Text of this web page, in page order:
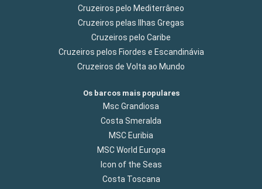
Cruzeiros pelo Mediterrâneo
Cruzeiros pelas Ilhas Gregas
Cruzeiros pelo Caribe
Cruzeiros pelos Fiordes e Escandinávia
Cruzeiros de Volta ao Mundo
Os barcos mais populares
Msc Grandiosa
Costa Smeralda
MSC Euribia
MSC World Europa
Icon of the Seas
Costa Toscana